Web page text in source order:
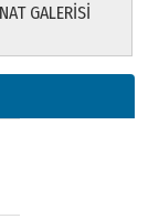
GALERİSİ